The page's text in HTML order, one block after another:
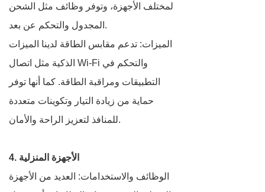
لمختلف الأجهزة، وتوفر وظائف مثل الشحن
المجدول والتحكم عن بعد.
الميزات: تدعم مقابس الطاقة لدينا الميزات
الذكية مثل اتصال Wi-Fi والتحكم في
التطبيقات ومراقبة الطاقة. كما أنها توفر
حماية من زيادة التيار وتكوينات متعددة
للمنافذ لتعزيز الراحة والأمان.
4. الأجهزة المنزلية
الوظائف والاستخدامات: العديد من الأجهزة